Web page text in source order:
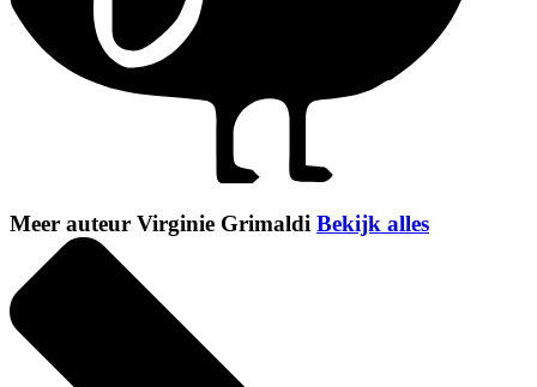
Meer auteur Virginie Grimaldi Bekijk alles